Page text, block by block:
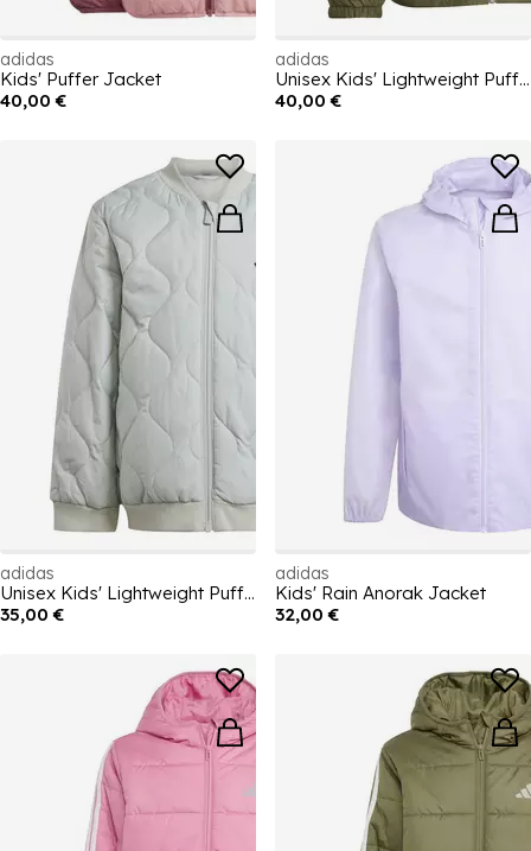
adidas
Kids' Puffer Jacket
40,00 €
adidas
Unisex Kids' Lightweight Puffer Jacket
40,00 €
adidas
Unisex Kids' Lightweight Puffer Jacket
35,00 €
adidas
Kids' Rain Anorak Jacket
32,00 €